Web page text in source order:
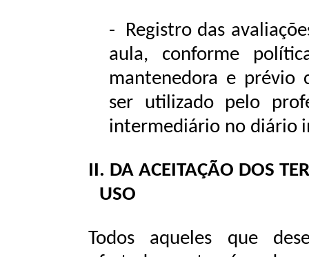
- Registro das
aula,
conforme
mantenedora e prévio
ser utilizado pelo
intermediário no diário
II. DA ACEITAÇÃO DOS
USO
Todos aqueles que